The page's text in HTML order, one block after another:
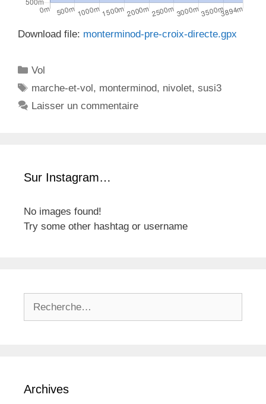
Download file: monterminod-pre-croix-directe.gpx
C
a
i
Vol
É
t
t
marche-et-vol, monterminod, nivolet,susi3
Laisser un commentaire
Sur Instagram…
No images found!
Try some other hashtag or username
c
Archives